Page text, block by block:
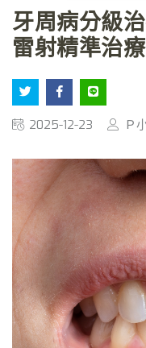
牙周病分級
雷射精準治療
2025-12-23 Ｐ